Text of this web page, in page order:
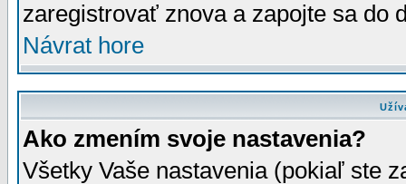
zaregistrovať znova a zapojte sa do
Návrat hore
Ako zmením svoje nastavenia?
Všetky Vaše nastavenia (pokiaľ ste